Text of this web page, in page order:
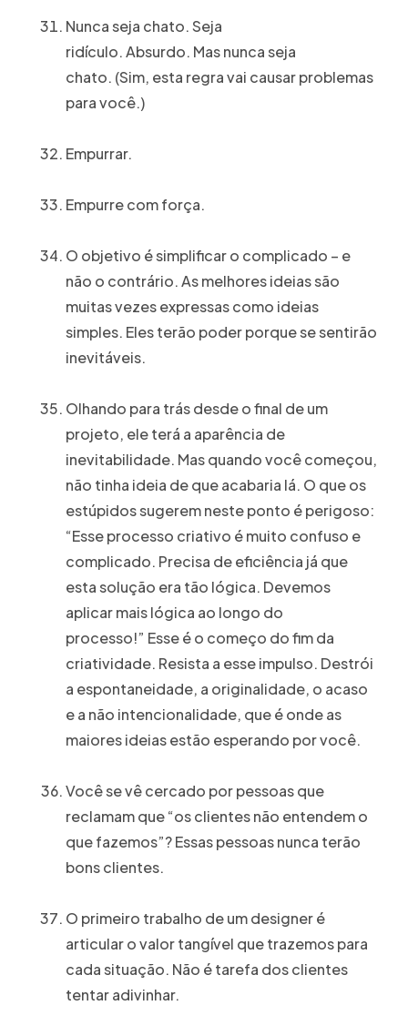
Nunca seja chato. Seja
ridículo. Absurdo. Mas nunca seja
chato. (Sim, esta regra vai causar problemas
para você.)
Empurrar.
Empurre com força.
O objetivo é simplificar o complicado – e
não o contrário. As melhores ideias são
muitas vezes expressas como ideias
simples. Eles terão poder porque se sentirão
inevitáveis.
Olhando para trás desde o final de um
projeto, ele terá a aparência de
inevitabilidade. Mas quando você começou,
não tinha ideia de que acabaria lá. O que os
estúpidos sugerem neste ponto é perigoso:
“Esse processo criativo é muito confuso e
complicado. Precisa de eficiência já que
esta solução era tão lógica. Devemos
aplicar mais lógica ao longo do
processo!” Esse é o começo do fim da
criatividade. Resista a esse impulso. Destrói
a espontaneidade, a originalidade, o acaso
e a não intencionalidade, que é onde as
maiores ideias estão esperando por você.
Você se vê cercado por pessoas que
reclamam que “os clientes não entendem o
que fazemos”? Essas pessoas nunca terão
bons clientes.
O primeiro trabalho de um designer é
articular o valor tangível que trazemos para
cada situação. Não é tarefa dos clientes
tentar adivinhar.